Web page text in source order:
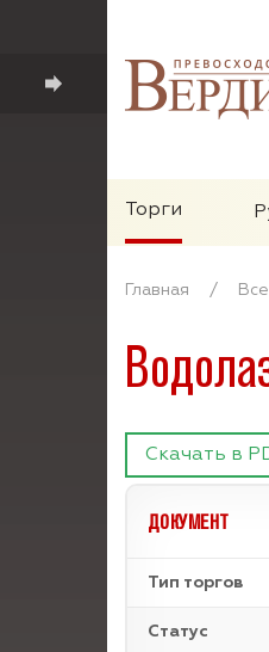
Торги
Главная /
Скачать в
ДОКУМЕНТ
Тип торгов
Статус